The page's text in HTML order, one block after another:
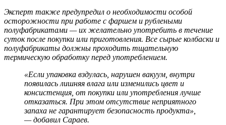
Эксперт также предупредил о необходимости особой
осторожности при работе с фаршем и рублеными
полуфабрикатами — их желательно употребить в течение
суток после покупки или приготовления. Все сырые колбаски и
полуфабрикаты должны проходить тщательную
термическую обработку перед употреблением.
«Если упаковка вздулась, нарушен вакуум, внутри
появилась лишняя влага или изменились цвет и
консистенция, от покупки или употребления лучше
отказаться. При этом отсутствие неприятного
запаха не гарантирует безопасность продукта»,
— добавил Сараев.